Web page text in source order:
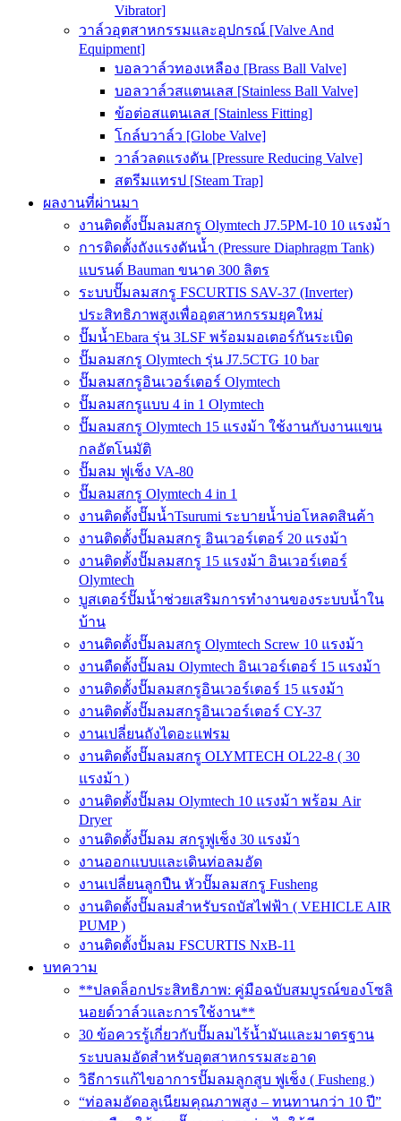
Vibrator]
วาล์วอุตสาหกรรมและอุปกรณ์ [Valve And
Equipment]
บอลวาล์วทองเหลือง [Brass Ball Valve]
บอลวาล์วสแตนเลส [Stainless Ball Valve]
ข้อต่อสแตนเลส [Stainless Fitting]
โกล์บวาล์ว [Globe Valve]
วาล์วลดแรงดัน [Pressure Reducing Valve]
สตรีมแทรป [Steam Trap]
ผลงานที่ผ่านมา
งานติดตั้งปั๊มลมสกรู Olymtech J7.5PM-10 10 แรงม้า
การติดตั้งถังแรงดันน้ำ (Pressure Diaphragm Tank)
แบรนด์ Bauman ขนาด 300 ลิตร
ระบบปั๊มลมสกรู FSCURTIS SAV-37 (Inverter)
ประสิทธิภาพสูงเพื่ออุตสาหกรรมยุคใหม่
ปั๊มน้ำEbara รุ่น 3LSF พร้อมมอเตอร์กันระเบิด
ปั๊มลมสกรู Olymtech รุ่น J7.5CTG 10 bar
ปั๊มลมสกรูอินเวอร์เตอร์ Olymtech
ปั๊มลมสกรูแบบ 4 in 1 Olymtech
ปั๊มลมสกรู Olymtech 15 แรงม้า ใช้งานกับงานแขน
กลอัตโนมัติ
ปั๊มลม ฟูเช็ง VA-80
ปั๊มลมสกรู Olymtech 4 in 1
งานติดตั้งปั๊มน้ำTsurumi ระบายน้ำบ่อโหลดสินค้า
งานติดตั้งปั๊มลมสกรู อินเวอร์เตอร์ 20 แรงม้า
งานติดตั้งปั๊มลมสกรู 15 แรงม้า อินเวอร์เตอร์
Olymtech
บูสเตอร์ปั๊มน้ำช่วยเสริมการทำงานของระบบน้ำใน
บ้าน
งานติดตั้งปั๊มลมสกรู Olymtech Screw 10 แรงม้า
งานตืดตั้งปั๊มลม Olymtech อินเวอร์เตอร์ 15 แรงม้า
งานติดตั้งปั๊มลมสกรูอินเวอร์เตอร์ 15 แรงม้า
งานติดตั้งปั๊มลมสกรูอินเวอร์เตอร์ CY-37
งานเปลี่ยนถังไดอะแฟรม
งานติดตั้งปั๊มลมสกรู OLYMTECH OL22-8 ( 30
แรงม้า )
งานติดตั้งปั๊มลม Olymtech 10 แรงม้า พร้อม Air
Dryer
งานติดตั้งปั๊มลม สกรูฟูเช็ง 30 แรงม้า
งานออกแบบและเดินท่อลมอัด
งานเปลี่ยนลูกปืน หัวปั๊มลมสกรู Fusheng
งานติดตั้งปั๊มลมสำหรับรถบัสไฟฟ้า ( VEHICLE AIR
PUMP )
งานติดตั้งปั้มลม FSCURTIS NxB-11
บทความ
**ปลดล็อกประสิทธิภาพ: คู่มือฉบับสมบูรณ์ของโซลิ
นอยด์วาล์วและการใช้งาน**
30 ข้อควรรู้เกี่ยวกับปั๊มลมไร้น้ำมันและมาตรฐาน
ระบบลมอัดสำหรับอุตสาหกรรมสะอาด
วิธีการแก้ไขอาการปั๊มลมลูกสูบ ฟูเช็ง ( Fusheng )
“ท่อลมอัดอลูเนียมคุณภาพสูง – ทนทานกว่า 10 ปี”